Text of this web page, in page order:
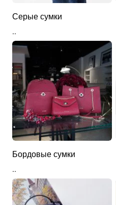
Серые сумки
..
Бордовые сумки
..